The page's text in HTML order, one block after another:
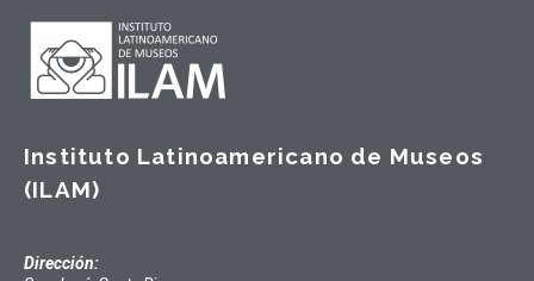
Instituto Latinoamericano de Museos
(ILAM)
Dirección: